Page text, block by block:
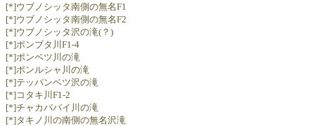
[*]ウブノシッタ南側の無名F1
[*]ウブノシッタ南側の無名F2
[*]ウブノシッタ沢の滝(？)
[*]ポンブタ川F1-4
[*]ポンベツ川の滝
[*]ポンルシャ川の滝
[*]テッパンベツ沢の滝
[*]コタキ川F1-2
[*]チャカババイ川の滝
[*]タキノ川の南側の無名沢滝